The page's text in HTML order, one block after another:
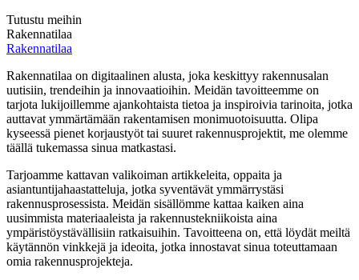
Tutustu meihin
Rakennatilaa
Rakennatilaa
Rakennatilaa on digitaalinen alusta, joka keskittyy rakennusalan
uutisiin, trendeihin ja innovaatioihin. Meidän tavoitteemme on
tarjota lukijoillemme ajankohtaista tietoa ja inspiroivia tarinoita, jotka
auttavat ymmärtämään rakentamisen monimuotoisuutta. Olipa
kyseessä pienet korjaustyöt tai suuret rakennusprojektit, me olemme
täällä tukemassa sinua matkastasi.
Tarjoamme kattavan valikoiman artikkeleita, oppaita ja
asiantuntijahaastatteluja, jotka syventävät ymmärrystäsi
rakennusprosessista. Meidän sisällömme kattaa kaiken aina
uusimmista materiaaleista ja rakennustekniikoista aina
ympäristöystävällisiin ratkaisuihin. Tavoitteena on, että löydät meiltä
käytännön vinkkejä ja ideoita, jotka innostavat sinua toteuttamaan
omia rakennusprojekteja.